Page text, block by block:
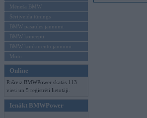
Mēneša BMW
Sērijveida tūnings
BMW pasaules jaunumi
BMW koncepti
BMW konkurentu jaunumi
Moto
Online
Pašreiz BMWPower skatās 113
viesi un 5 reģistrēti lietotāji.
Ienākt BMWPower